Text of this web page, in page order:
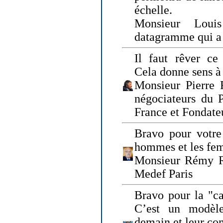
échelle.
Monsieur
datagramme qui
Il faut rêver ce
Cela donne sens
Monsieur Pierre
négociateurs du
France et
Bravo pour
hommes et les
Monsieur Rémy
Medef Paris
Bravo pour la
C’est un